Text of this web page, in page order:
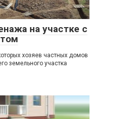
на участке с
хозяев частных домов
земельного участка